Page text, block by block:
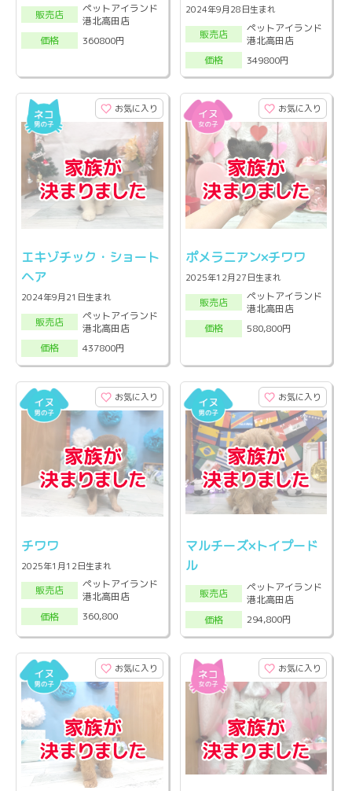
販売店
ペットアイランド
港北高田店
価格
360800円
2024年9月28日生まれ
販売店
ペットアイランド
港北高田店
価格
349800円
お気に入り
エキゾチック・ショート
ヘア
2024年9月21日生まれ
販売店
ペットアイランド
港北高田店
価格
437800円
お気に入り
ポメラニアン×チワワ
2025年12月27日生まれ
販売店
ペットアイランド
港北高田店
価格
580,800円
お気に入り
チワワ
2025年1月12日生まれ
販売店
ペットアイランド
港北高田店
価格
360,800
お気に入り
マルチーズ×トイプード
ル
販売店
ペットアイランド
港北高田店
価格
294,800円
お気に入り お気に入り